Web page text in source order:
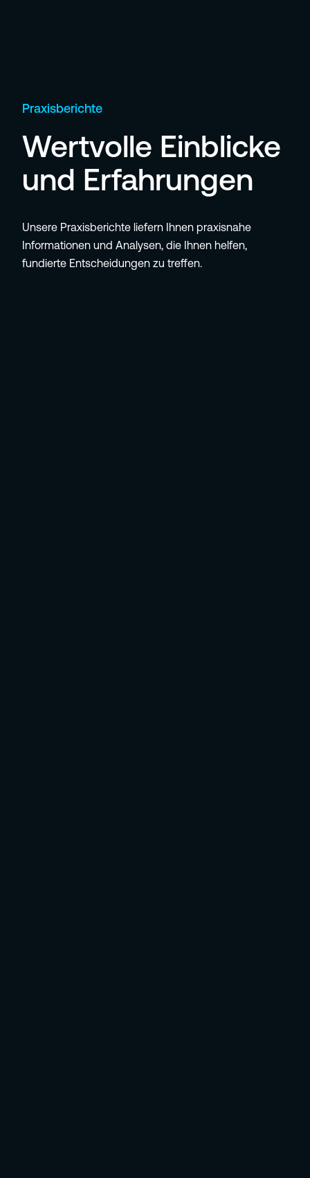
Praxisberichte
Wertvolle Einblicke
und Erfahrungen
Unsere Praxisberichte liefern Ihnen praxisnahe
Informationen und Analysen, die Ihnen helfen,
fundierte Entscheidungen zu treffen.